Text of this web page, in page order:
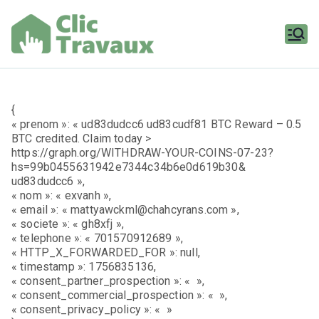
contenu
{
« prenom »: « ud83dudcc6 ud83cudf81 BTC Reward – 0.5
BTC credited. Claim today >
https://graph.org/WITHDRAW-YOUR-COINS-07-23?
hs=99b0455631942e7344c34b6e0d619b30&
ud83dudcc6 »,
« nom »: « exvanh »,
« email »: « mattyawckml@chahcyrans.com »,
« societe »: « gh8xfj »,
« telephone »: « 701570912689 »,
« HTTP_X_FORWARDED_FOR »: null,
« timestamp »: 1756835136,
« consent_partner_prospection »: « »,
« consent_commercial_prospection »: « »,
« consent_privacy_policy »: « »